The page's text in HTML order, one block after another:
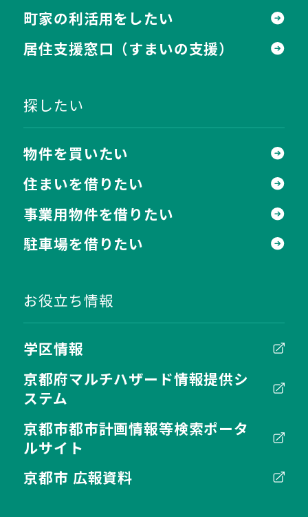
町家の利活用をしたい
居住支援窓口 （すまいの支援）
探したい
物件を買いたい
住まいを借りたい
事業用物件を借りたい
駐車場を借りたい
お役立ち情報
学区情報
京都府マルチハザード情報提供シ
ステム
京都市都市計画情報等検索ポータ
ルサイト
京都市 広報資料